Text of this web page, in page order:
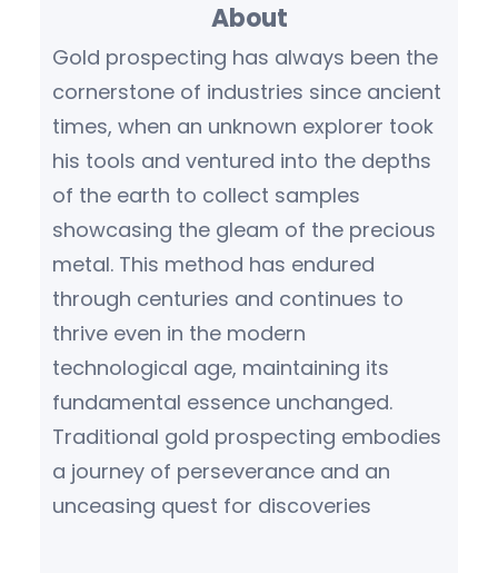
About
Gold prospecting has always been the
cornerstone of industries since ancient
times, when an unknown explorer took
his tools and ventured into the depths
of the earth to collect samples
showcasing the gleam of the precious
metal. This method has endured
through centuries and continues to
thrive even in the modern
technological age, maintaining its
fundamental essence unchanged.
Traditional gold prospecting embodies
a journey of perseverance and an
unceasing quest for discoveries